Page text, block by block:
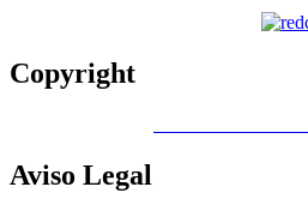
Copyright
Aviso Legal